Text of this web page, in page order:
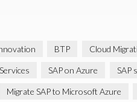
BTP Cloud
SAP on Azure SAP
Migrate SAP to Microsoft Azure